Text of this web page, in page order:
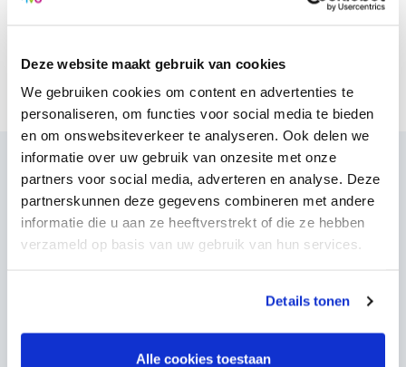
Deze website maakt gebruik van cookies
We gebruiken cookies om content en advertenties te
personaliseren, om functies voor social media te bieden
en om onswebsiteverkeer te analyseren. Ook delen we
informatie over uw gebruik van onzesite met onze
partners voor social media, adverteren en analyse. Deze
partnerskunnen deze gegevens combineren met andere
informatie die u aan ze heeftverstrekt of die ze hebben
verzameld op basis van uw gebruik van hun services.
Details tonen
Alle cookies toestaan
Meer informatie en resultaten
Gerelateerde pagina's
Waar werken de NVO pedagogen?
volwassenen in een afhankelijkheidsrelatie. Dat is
bijvoorbeeld in het onderwijs, de jeugdhulp en de GGZ (18+).
Bekijk hier alle werkvelden.